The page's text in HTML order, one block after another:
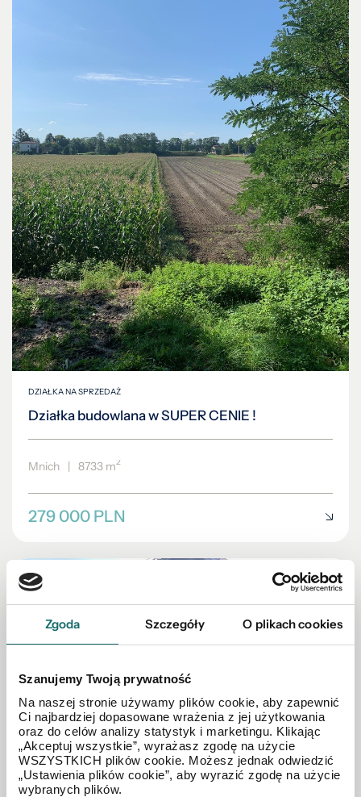
Zgoda Szczegóły O plikach cookies
Szanujemy Twoją prywatność
Na naszej stronie używamy plików cookie, aby zapewnić
Ci najbardziej dopasowane wrażenia z jej użytkowania
oraz do celów analizy statystyk i marketingu. Klikając
„Akceptuj wszystkie”, wyrażasz zgodę na użycie
WSZYSTKICH plików cookie. Możesz jednak odwiedzić
„Ustawienia plików cookie”, aby wyrazić zgodę na użycie
wybranych plików.
DZIAŁKA NA SPRZEDAŻ
Działka budowlana w SUPER CENIE !
Mnich 8733 m2
279 000 PLN